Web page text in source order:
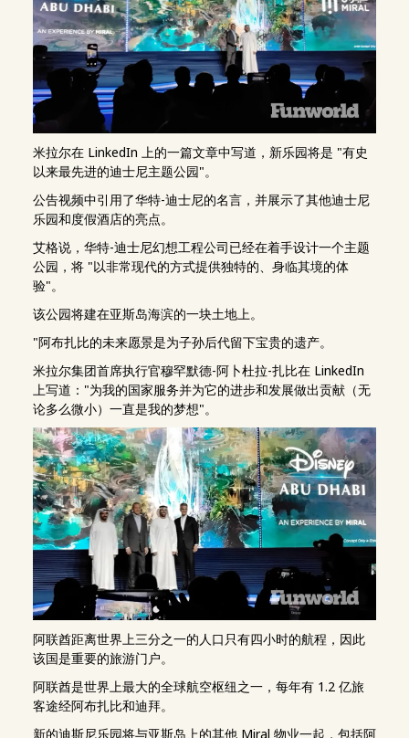
米拉尔在 LinkedIn 上的一篇文章中写道，新乐园将是 "有史
以来最先进的迪士尼主题公园"。
公告视频中引用了华特-迪士尼的名言，并展示了其他迪士尼
乐园和度假酒店的亮点。
艾格说，华特-迪士尼幻想工程公司已经在着手设计一个主题
公园，将 "以非常现代的方式提供独特的、身临其境的体
验"。
该公园将建在亚斯岛海滨的一块土地上。
"阿布扎比的未来愿景是为子孙后代留下宝贵的遗产。
米拉尔集团首席执行官穆罕默德-阿卜杜拉-扎比在 LinkedIn
上写道："为我的国家服务并为它的进步和发展做出贡献（无
论多么微小）一直是我的梦想"。
阿联酋距离世界上三分之一的人口只有四小时的航程，因此
该国是重要的旅游门户。
阿联酋是世界上最大的全球航空枢纽之一，每年有 1.2 亿旅
客途经阿布扎比和迪拜。
新的迪斯尼乐园将与亚斯岛上的其他 Miral 物业一起，包括阿